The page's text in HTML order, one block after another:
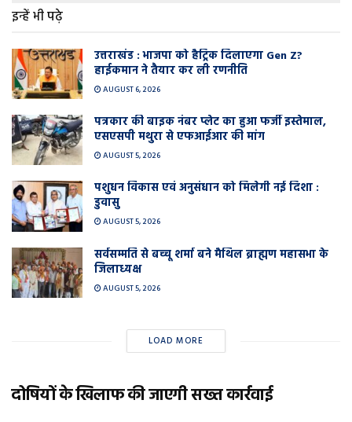
इन्हें भी पढ़े
उत्तराखंड : भाजपा को हैट्रिक दिलाएगा Gen Z?
हाईकमान ने तैयार कर ली रणनीति
AUGUST 6, 2026
पत्रकार की बाइक नंबर प्लेट का हुआ फर्जी इस्तेमाल,
एसएसपी मथुरा से एफआईआर की मांग
AUGUST 5, 2026
पशुधन विकास एवं अनुसंधान को मिलेगी नई दिशा :
डुवासु
AUGUST 5, 2026
सर्वसम्मति से बच्चू शर्मा बने मैथिल ब्राह्मण महासभा के
जिलाध्यक्ष
AUGUST 5, 2026
LOAD MORE
दोषियों के खिलाफ की जाएगी सख्त कार्रवाई